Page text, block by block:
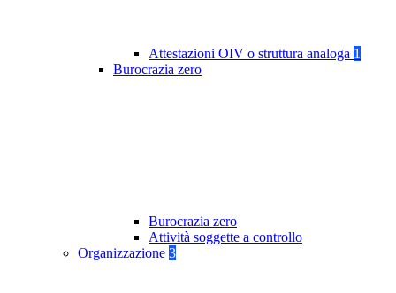
Attestazioni OIV o struttura analoga 1
Burocrazia zero
Burocrazia zero
Attività soggette a controllo
Organizzazione 3